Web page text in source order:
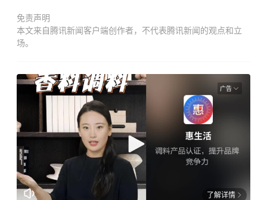
免责声明
本文来自腾讯新闻客户端创作者，不代表腾讯新闻的观点和立
场。
广告
了解详情